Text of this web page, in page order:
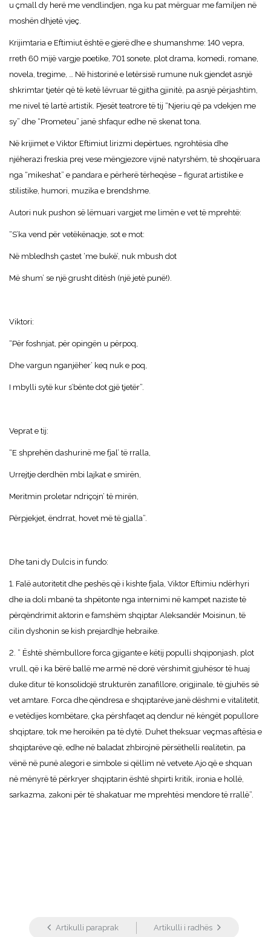
u çmall dy herë me vendlindjen, nga ku pat mërguar me familjen në
moshën dhjetë vjeç.
Krijimtaria e Eftimiut është e gjerë dhe e shumanshme: 140 vepra,
rreth 60 mijë vargje poetike, 701 sonete, plot drama, komedi, romane,
novela, tregime, … Në historinë e letërsisë rumune nuk gjendet asnjë
shkrimtar tjetër që të ketë lëvruar të gjitha gjinitë, pa asnjë përjashtim,
me nivel të lartë artistik. Pjesët teatrore të tij “Njeriu që pa vdekjen me
sy” dhe “Prometeu” janë shfaqur edhe në skenat tona.
Në krijimet e Viktor Eftimiut lirizmi depërtues, ngrohtësia dhe
njëherazi freskia prej vese mëngjezore vijnë natyrshëm, të shoqëruara
nga “mikeshat” e pandara e përherë tërheqëse – figurat artistike e
stilistike, humori, muzika e brendshme.
Autori nuk pushon së lëmuari vargjet me limën e vet të mprehtë:
“S’ka vend për vetëkënaqje, sot e mot:
Në mbledhsh çastet ‘me bukë’, nuk mbush dot
Më shum’ se një grusht ditësh (një jetë punë!).
Viktori:
“Për foshnjat, për opingën u përpoq,
Dhe vargun nganjëher’ keq nuk e poq,
I mbylli sytë kur s’bënte dot gjë tjetër”.
Veprat e tij:
“E shprehën dashurinë me fjal’ të rralla,
Urrejtje derdhën mbi lajkat e smirën,
Meritmin proletar ndriçojn’ të mirën,
Përpjekjet, ëndrrat, hovet më të gjalla”.
Dhe tani dy Dulcis in fundo:
1. Falë autoritetit dhe peshës që i kishte fjala, Viktor Eftimiu ndërhyri
dhe ia doli mbanë ta shpëtonte nga internimi në kampet naziste të
përqëndrimit aktorin e famshëm shqiptar Aleksandër Moisinun, të
cilin dyshonin se kish prejardhje hebraike.
2. ” Është shëmbullore forca gjigante e këtij populli shqiponjash, plot
vrull, që i ka bërë ballë me armë në dorë vërshimit gjuhësor të huaj
duke ditur të konsolidojë strukturën zanafillore, origjinale, të gjuhës së
vet amtare. Forca dhe qëndresa e shqiptarëve janë dëshmi e vitalitetit,
e vetëdijes kombëtare, çka përshfaqet aq dendur në këngët popullore
shqiptare, tok me heroikën pa të dytë. Duhet theksuar veçmas aftësia e
shqiptarëve që, edhe në baladat zhbirojnë përsëthelli realitetin, pa
vënë në punë alegori e simbole si qëllim në vetvete.Ajo që e shquan
në mënyrë të përkryer shqiptarin është shpirti kritik, ironia e hollë,
sarkazma, zakoni për të shakatuar me mprehtësi mendore të rrallë”.
Artikulli paraprak Artikulli i radhës